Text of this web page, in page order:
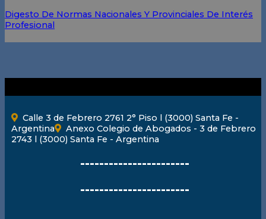
Digesto De Normas Nacionales Y Provinciales De Interés
Profesional
Calle 3 de Febrero 2761 2° Piso l (3000) Santa Fe -
Argentina
Anexo Colegio de Abogados - 3 de Febrero
2743 l (3000) Santa Fe - Argentina
-----------------------
-----------------------